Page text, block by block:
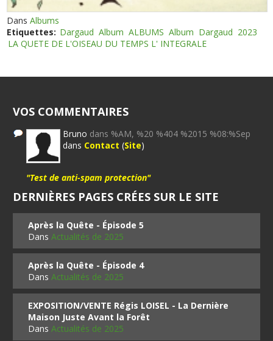
DansAlbums
Etiquettes: Dargaud Album ALBUMS Album Dargaud 2023
LA QUETE DE L'OISEAU DU TEMPS L' INTEGRALE
VOS COMMENTAIRES
Bruno dans %AM, %20 %404 %2015 %08:%Sep
dans Contact (Site)
"Test de anti-spam protection"
DERNIÈRES PAGES CRÉES SUR LE SITE
Après la Quête - Épisode 5
DansActualités de 2025
Après la Quête - Épisode 4
DansActualités de 2025
EXPOSITION/VENTE Régis LOISEL - La Dernière
Maison Juste Avant la Forêt
DansActualités de 2025